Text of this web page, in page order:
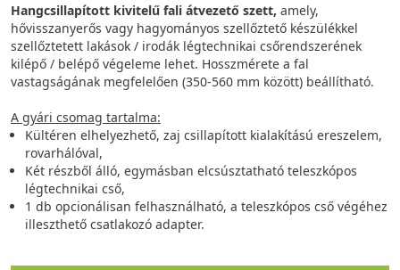
Hangcsillapított kivitelű fali átvezető szett, amely,
hővisszanyerős vagy hagyományos szellőztető készülékkel
szellőztetett lakások / irodák légtechnikai csőrendszerének
kilépő / belépő végeleme lehet. Hosszmérete a fal
vastagságának megfelelően (350-560 mm között) beállítható.
A gyári csomag tartalma:
Kültéren elhelyezhető, zaj csillapított kialakítású ereszelem,
rovarhálóval,
Két részből álló, egymásban elcsúsztatható teleszkópos
légtechnikai cső,
1 db opcionálisan felhasználható, a teleszkópos cső végéhez
illeszthető csatlakozó adapter.